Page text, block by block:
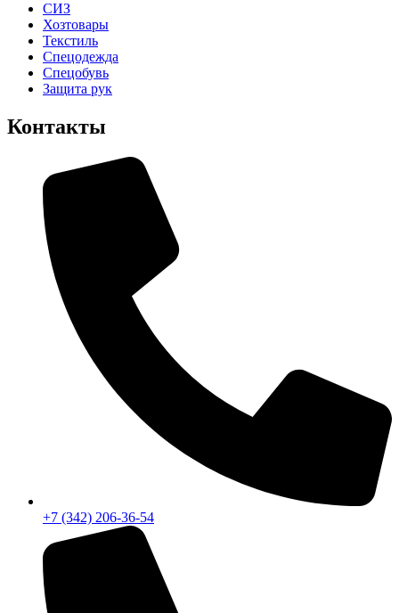
СИЗ
Хозтовары
Текстиль
Спецодежда
Спецобувь
Защита рук
Контакты
+7 (342) 206-36-54